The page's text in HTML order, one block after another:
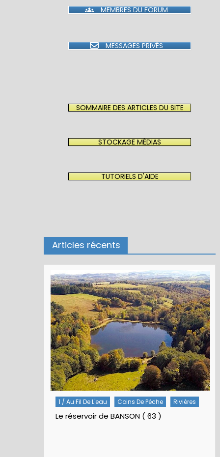
MEMBRES DU FORUM
MESSAGES PRIVÉS
SOMMAIRE DES ARTICLES DU SITE
STOCKAGE MÉDIAS
TUTORIELS D'AIDE
Articles récents
5 / Fiches Montage Artificielles